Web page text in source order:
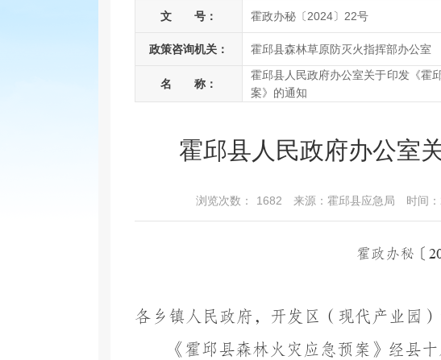
文 号： 霍政办秘〔2024〕22号
政策咨询机关： 霍邱县森林草原防灭火指挥部办公室
名 称：
霍邱县人民政府办公室关于印发《霍
案》的通知
霍邱县人民政府办公室
浏览次数： 1682 来源：霍邱县应急局 时间
霍政办秘〔
各乡镇人民政府，开发区（现代产业园
《 霍邱县森林火灾应急预 案 》经县